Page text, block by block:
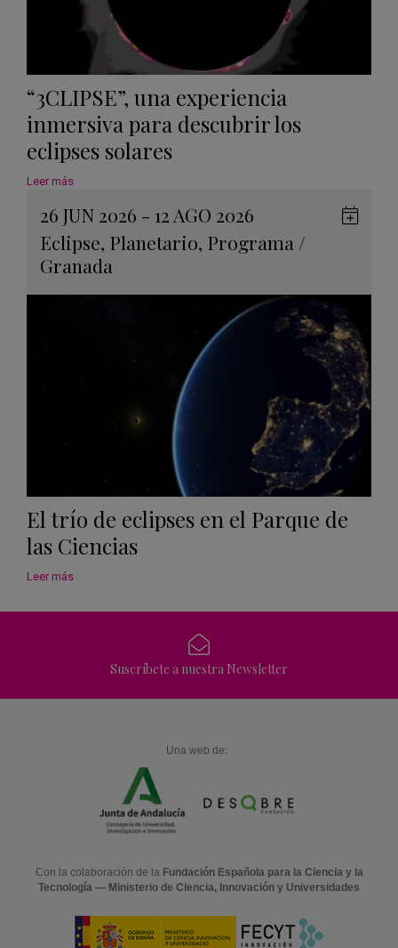
“3CLIPSE”, una experiencia
inmersiva para descubrir los
eclipses solares
Leer más
26 JUN 2026 - 12 AGO 2026
Eclipse, Planetario, Programa /
Granada
El trío de eclipses en el Parque de
las Ciencias
Leer más
Suscríbete a nuestra Newsletter
Una web de:
Con la colaboración de la Fundación Española para la Ciencia y la
Tecnología — Ministerio de Ciencia, Innovación y Universidades